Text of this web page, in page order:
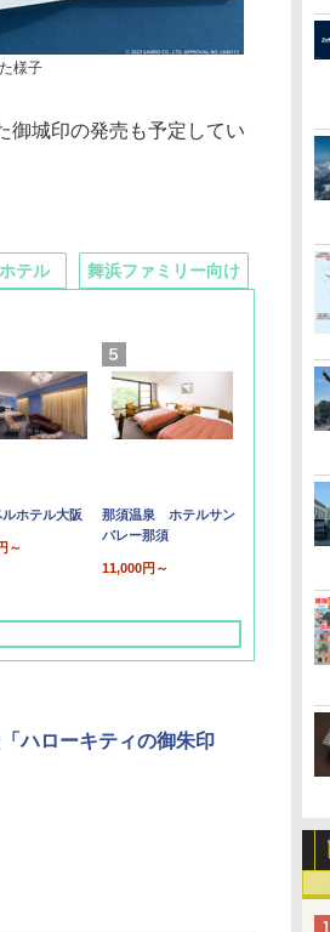
様子
城印の発売も予定してい
ルホテル大阪
～
那須温泉 ホテルサン
バレー那須
11,000円～
テル 舞浜ファミリー向け
ハローキティの御朱印